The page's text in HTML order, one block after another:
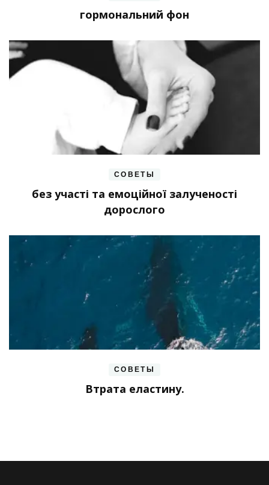
гормональний фон
СОВЕТЫ
без участі та емоційної залученості
дорослого
СОВЕТЫ
Втрата еластину.